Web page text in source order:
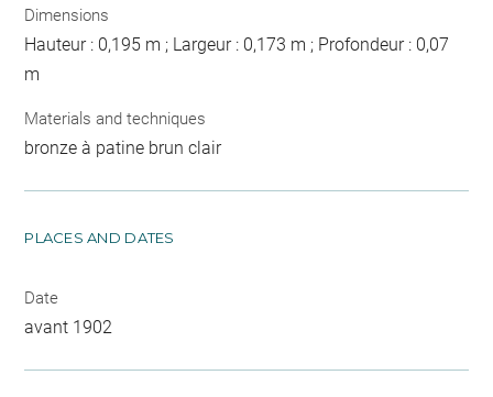
Dimensions
Hauteur : 0,195 m ; Largeur : 0,173 m ; Profondeur : 0,07
m
Materials and techniques
bronze à patine brun clair
PLACES AND DATES
Date
avant 1902